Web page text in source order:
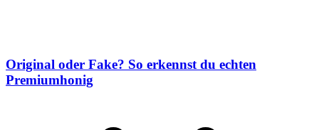
Original oder Fake? So erkennst du echten
Premiumhonig